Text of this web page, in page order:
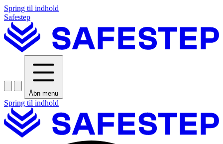
Spring til indhold
Safestep
Åbn menu
Spring til indhold